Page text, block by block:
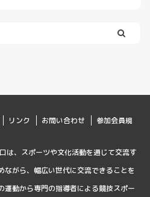
リンク お問い合わせ
参加会員規
は、スポーツや文化活動を通じて交流す
ながら、幅広い世代に交流できることを
運動から専門の指導者による競技スポー